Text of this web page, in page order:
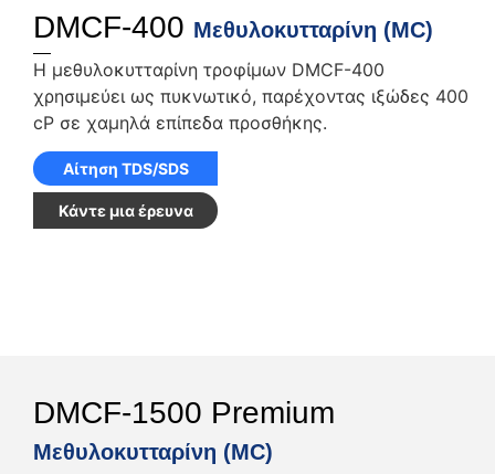
DMCF-400 Μεθυλοκυτταρίνη (MC)
Η μεθυλοκυτταρίνη τροφίμων DMCF-400
χρησιμεύει ως πυκνωτικό, παρέχοντας ιξώδες 400
cP σε χαμηλά επίπεδα προσθήκης.
Αίτηση TDS/SDS
Κάντε μια έρευνα
DMCF-1500 Premium
Μεθυλοκυτταρίνη (MC)